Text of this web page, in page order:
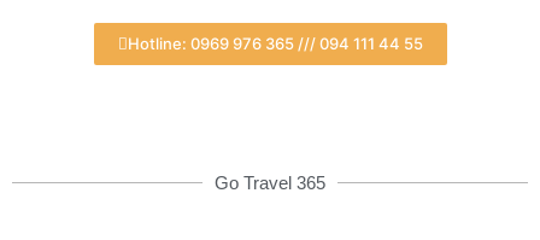
Hotline: 0969 976 365 /// 094 111 44 55
Go Travel 365